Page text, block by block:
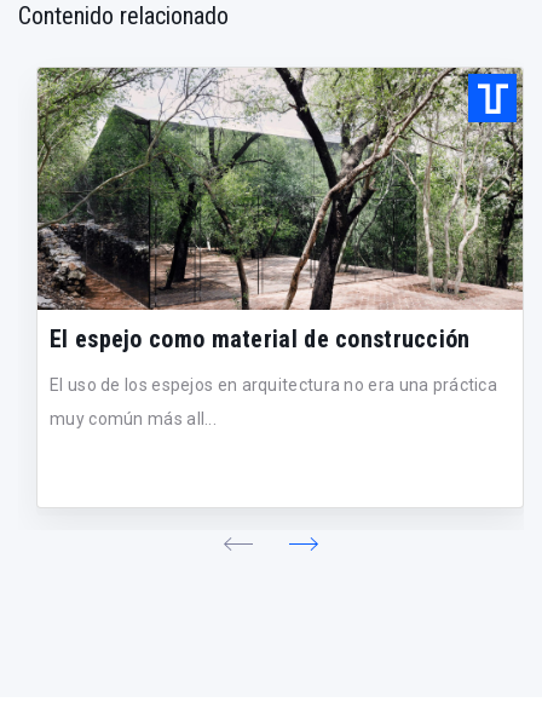
Contenido relacionado
El espejo como material de construcción
El uso de los espejos en arquitectura no era una práctica
muy común más all...